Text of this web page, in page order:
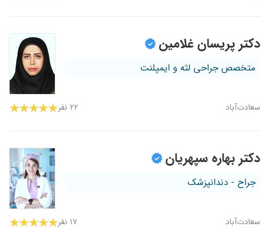
دکتر پریسان غلامین
متخصص جراحی لثه و ایمپلنت
سعادت‌آباد ۲۲ نفر
دکتر بهاره سپهریان
جراح - دندانپزشک
سعادت‌آباد ۱۷ نفر